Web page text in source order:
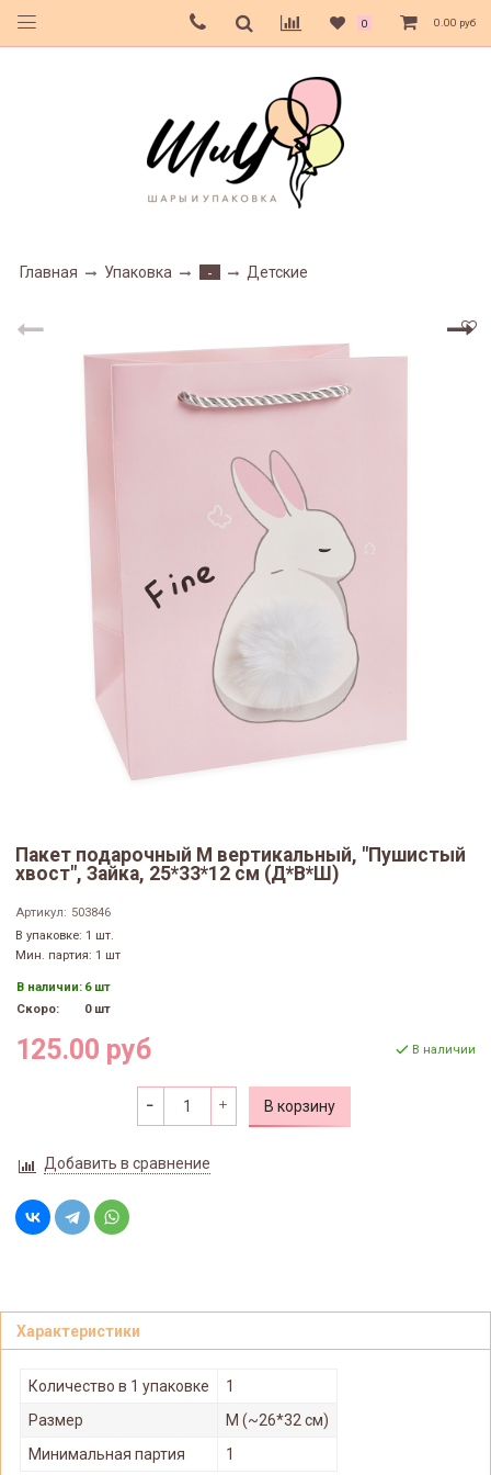
0 0.00 руб
Главная Упаковка - Детские
Пакет подарочный M вертикальный, "Пушистый
хвост", Зайка, 25*33*12 см (Д*В*Ш)
Артикул: 503846
В упаковке: 1 шт.
Мин. партия: 1 шт
В наличии: 6 шт
Скоро:
0 шт
125.00 руб В наличии
В корзину
Добавить в сравнение
Характеристики
Количество в 1 упаковке
1
Размер
M (~26*32 см)
Минимальная партия
1